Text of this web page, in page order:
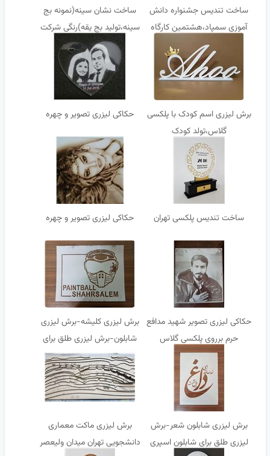
ساخت تندیس جشنواره دانش
آموزی سمپاد،هشتمین کارگاه
دستاوردهای علمی و پژوهشی
فرزانگان 2
ساخت نشان سینه(نمونه بج
سینه،تولید بج یقه)رنگی شرکت
ایران اروپا در تهران
برش لیزری اسم کودک با پلکسی
گلاس،تولد کودک
حکاکی لیزری تصویر و چهره
ساخت تندیس پلکسی تهران حکاکی لیزری تصویر و چهره
حکاکی لیزری تصویر شهید مدافع
حرم برروی پلکسی گلاس
برش لیزری کلیشه-برش لیزری
شابلون-برش لیزری طلق برای
شابلون اسپری رنگ
برش لیزری شابلون شعر-برش
لیزری طلق برای شابلون اسپری
برش لیزری ماکت معماری
دانشجویی تهران میدان ولیعصر